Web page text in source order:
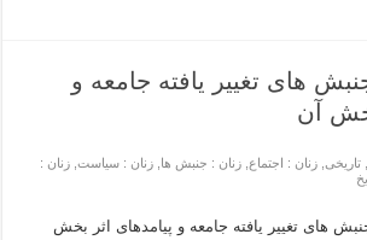
های تغییر یافته جامعه و
آن
,تاریخی ,زنان : اجتماع ,زنان : جنبش ها ,زنان : سیاست ,زنان :
های تغییر یافته جامعه و پیامدهای اثر بخش